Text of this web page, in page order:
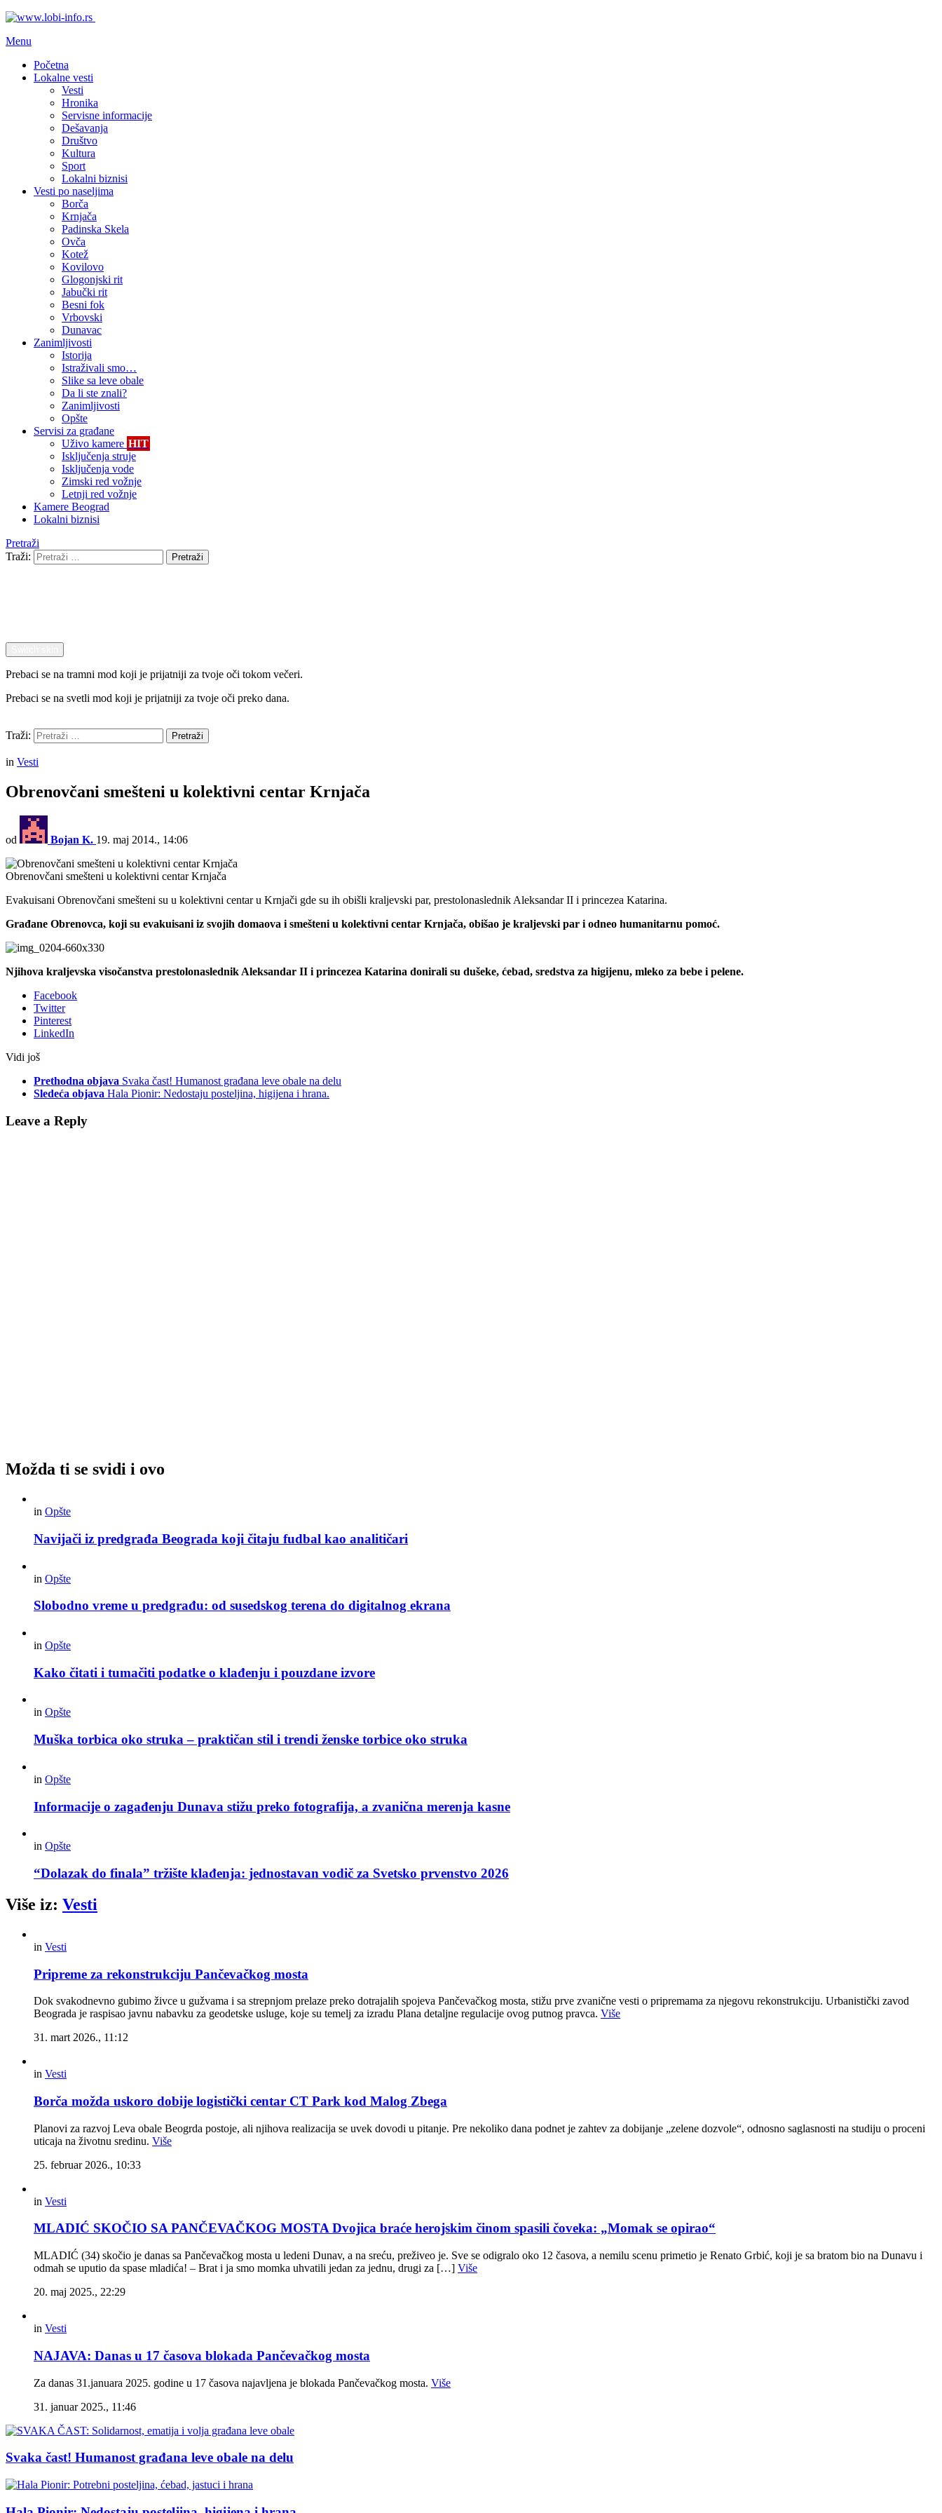
Menu
Početna
Lokalne vesti
Vesti
Hronika
Servisne informacije
Dešavanja
Društvo
Kultura
Sport
Lokalni biznisi
Vesti po naseljima
Borča
Krnjača
Padinska Skela
Ovča
Kotež
Kovilovo
Glogonjski rit
Jabučki rit
Besni fok
Vrbovski
Dunavac
Zanimljivosti
Istorija
Istraživali smo…
Slike sa leve obale
Da li ste znali?
Zanimljivosti
Opšte
Servisi za građane
Uživo kamere HIT
Isključenja struje
Isključenja vode
Zimski red vožnje
Letnji red vožnje
Kamere Beograd
Lokalni biznisi
Pretraži
Traži:
Pretraži
Prebaci se na tramni mod koji je prijatniji za tvoje oči tokom večeri.
Prebaci se na svetli mod koji je prijatniji za tvoje oči preko dana.
Traži:
Pretraži
in Vesti
Obrenovčani smešteni u kolektivni centar Krnjača
od Bojan K. 19. maj 2014., 14:06
Obrenovčani smešteni u kolektivni centar Krnjača
Evakuisani Obrenovčani smešteni su u kolektivni centar u Krnjači gde su ih obišli kraljevski par, prestolonaslednik Aleksandar II i princezea Katarina.
Građane Obrenovca, koji su evakuisani iz svojih domaova i smešteni u kolektivni centar Krnjača, obišao je kraljevski par i odneo humanitarnu pomoć.
Njihova kraljevska visočanstva prestolonaslednik Aleksandar II i princezea Katarina donirali su dušeke, ćebad, sredstva za higijenu, mleko za bebe i pelene.
Facebook
Twitter
Pinterest
LinkedIn
Vidi još
Prethodna objava Svaka čast! Humanost građana leve obale na delu
Sledeća objava Hala Pionir: Nedostaju posteljina, higijena i hrana.
Leave a Reply
Možda ti se svidi i ovo
in Opšte
Navijači iz predgrađa Beograda koji čitaju fudbal kao analitičari
in Opšte
Slobodno vreme u predgrađu: od susedskog terena do digitalnog ekrana
in Opšte
Kako čitati i tumačiti podatke o klađenju i pouzdane izvore
in Opšte
Muška torbica oko struka – praktičan stil i trendi ženske torbice oko struka
in Opšte
Informacije o zagađenju Dunava stižu preko fotografija, a zvanična merenja kasne
in Opšte
“Dolazak do finala” tržište klađenja: jednostavan vodič za Svetsko prvenstvo 2026
Više iz: Vesti
in Vesti
Pripreme za rekonstrukciju Pančevačkog mosta
Dok svakodnevno gubimo živce u gužvama i sa strepnjom prelaze preko dotrajalih spojeva Pančevačkog mosta, stižu prve zvanične vesti o pripremama za njegovu rekonstrukciju. Urbanistički zavod
Beograda je raspisao javnu nabavku za geodetske usluge, koje su temelj za izradu Plana detaljne regulacije ovog putnog pravca. Više
31. mart 2026., 11:12
in Vesti
Borča možda uskoro dobije logistički centar CT Park kod Malog Zbega
Planovi za razvoj Leva obale Beogrda postoje, ali njihova realizacija se uvek dovodi u pitanje. Pre nekoliko dana podnet je zahtev za dobijanje „zelene dozvole“, odnosno saglasnosti na studiju o proceni
uticaja na životnu sredinu. Više
25. februar 2026., 10:33
in Vesti
MLADIĆ SKOČIO SA PANČEVAČKOG MOSTA Dvojica braće herojskim činom spasili čoveka: „Momak se opirao“
MLADIĆ (34) skočio je danas sa Pančevačkog mosta u ledeni Dunav, a na sreću, preživeo je. Sve se odigralo oko 12 časova, a nemilu scenu primetio je Renato Grbić, koji je sa bratom bio na Dunavu i
odmah se uputio da spase mladića! – Brat i ja smo momka uhvatili jedan za jednu, drugi za […] Više
20. maj 2025., 22:29
in Vesti
NAJAVA: Danas u 17 časova blokada Pančevačkog mosta
Za danas 31.januara 2025. godine u 17 časova najavljena je blokada Pančevačkog mosta. Više
31. januar 2025., 11:46
Svaka čast! Humanost građana leve obale na delu